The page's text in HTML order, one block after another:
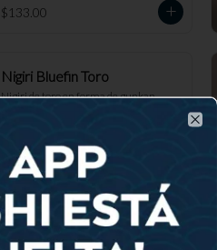
$133.00
Nigiri Bluefin Toro
Nigiri de toro en forma de gunkan,
$160.00
Nigiri Kanikama